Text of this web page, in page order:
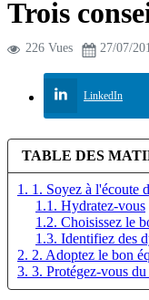
Trois
226 Vues 27/07/
LinkedIn
TABLE DES
1. 1. Soyez à l'écoute
1.1. Hydratez-vous
1.2. Choisissez le
1.3. Identifiez des
2. 2. Adoptez le bon
3. 3. Protégez-vous